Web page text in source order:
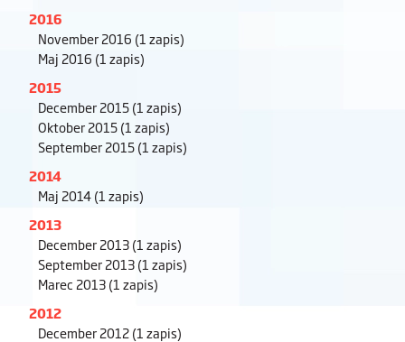
2016
November 2016 (1 zapis)
Maj 2016 (1 zapis)
2015
December 2015(1 zapis)
Oktober 2015(1 zapis)
September 2015(1 zapis)
2014
Maj 2014(1 zapis)
2013
December 2013(1 zapis)
September 2013(1 zapis)
Marec 2013(1 zapis)
2012
December 2012(1 zapis)